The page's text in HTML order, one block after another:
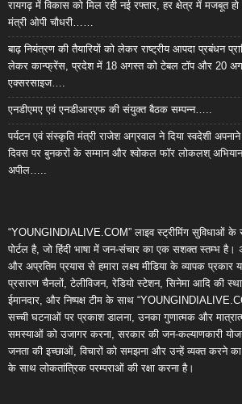
रायगढ़ में विकास को मिल रही नई रफ्तार, हर क्षेत्र में मजबूत हो
मंत्री ओपी चौधरी……
बाढ़ नियंत्रण की तैयारियों को लेकर राष्ट्रीय आपदा प्रबंधन
लेकर कान्फ्रेंस, प्रदेश में 18 अगस्त को टेबल टॉप और 20
एक्सरसाइज….
एनडीएमए एवं एनडीआरएफ की संयुक्त बैठक सम्पन्न…..
पर्यटन एवं संस्कृति मंत्री राजेश अग्रवाल ने दिया स्वदेशी
दिवस पर बुनकरों के सम्मान और श्वोकल फॉर लोकलश्
अपील…..
“YOUNGINDIALIVE.COM” लाइव स्ट्रीमिंग सुविधाओं
पोर्टल है, जो हिंदी भाषा में जन-संचार का एक सशक्त स्तम्भ है।
और अप्रतिम प्रयास से हमारा लक्ष्य मीडिया के व्यापक प्रकार
प्रसारण चैनलों, टेलीविजन, रेडियो स्टेशन, सिनेमा आदि की
ईमानदार, और निष्पक्ष टीम के साथ
सच्ची घटनाओं पर प्रकाश डालना, उनका गुणात्मक और
समस्याओं को उजागर करना, सरकार की जन-कल्याणकारी
जनता की इच्छाओं, विचारों को समझना और उन्हें व्यक्त करने
के साथ लोकतांत्रिक परम्पराओं की रक्षा करना है।